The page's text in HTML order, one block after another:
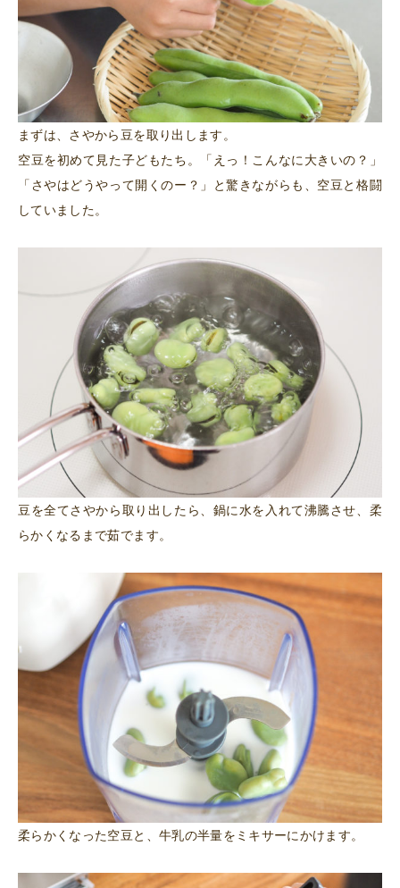
まずは、さやから豆を取り出します。
空豆を初めて見た子どもたち。「えっ！こんなに大きいの？」
「さやはどうやって開くのー？」と驚きながらも、空豆と格闘
していました。
豆を全てさやから取り出したら、鍋に水を入れて沸騰させ、柔
らかくなるまで茹でます。
柔らかくなった空豆と、牛乳の半量をミキサーにかけます。